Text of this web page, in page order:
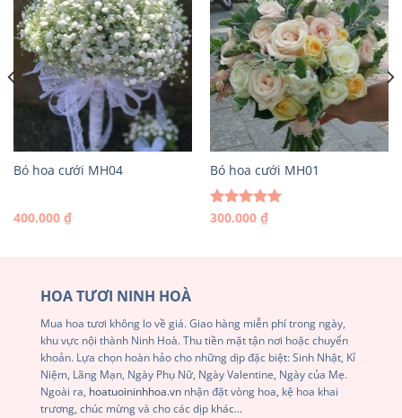
Bó hoa cưới MH04
400.000 ₫
Bó hoa cưới MH01
Được xếp
300.000 ₫
HOA TƯƠI NINH HOÀ
Mua hoa tươi không lo về giá. Giao hàng miễn phí trong ngày,
khu vực nội thành Ninh Hoà. Thu tiền mặt tận nơi hoặc chuyển
khoản. Lựa chọn hoàn hảo cho những dịp đặc biệt: Sinh Nhật, Kỉ
Niệm, Lãng Mạn, Ngày Phụ Nữ, Ngày Valentine, Ngày của Mẹ.
Ngoài ra, hoatuoininhhoa.vn nhận đặt vòng hoa, kệ hoa khai
trương, chúc mừng và cho các dịp khác...